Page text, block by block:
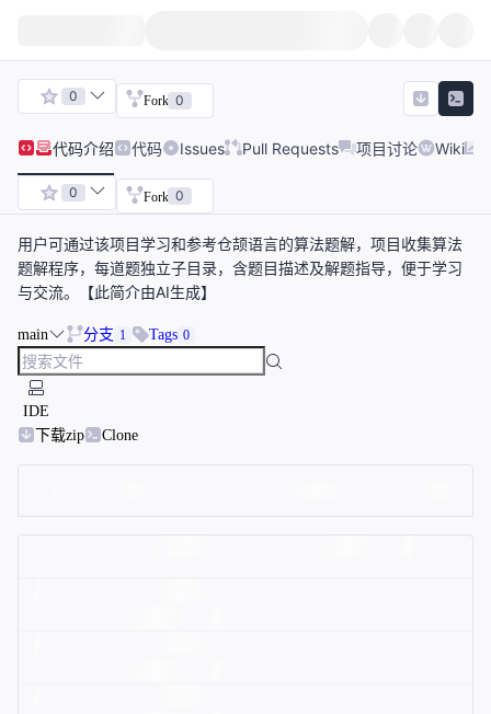
0 Fork 0
代码介绍 代码 Issues Pull Requests 项目讨论 Wiki
0 Fork 0
用户可通过该项目学习和参考仓颉语言的算法题解，项目收集算法
题解程序，每道题独立子目录，含题目描述及解题指导，便于学习
与交流。【此简介由AI生成】
main 分支 1 Tags 0
IDE
下载zip
Clone